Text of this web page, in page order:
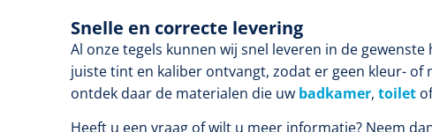
Snelle en correcte levering
Al onze tegels kunnen wij snel leveren in de
juiste tint en kaliber ontvangt, zodat er geen kleur-
ontdek daar de materialen die uw badkamer, toilet
Heeft u een vraag of wilt u meer informatie? Neem